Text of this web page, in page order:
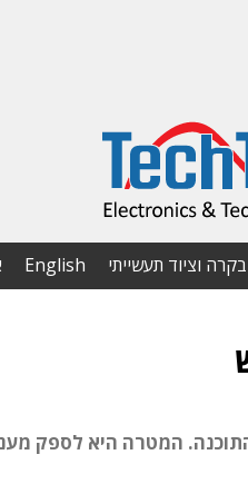
בקרה וציוד תעשייתי English
המטרה היא לספק